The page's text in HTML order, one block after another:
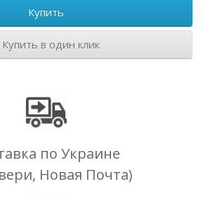
Купить
Купить в один клик
по Украине
Новая Почта)